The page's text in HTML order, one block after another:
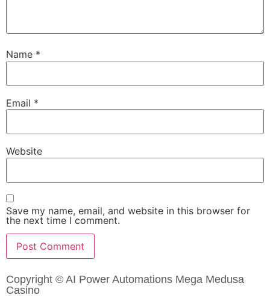
Name *
Email *
Website
Save my name, email, and website in this browser for
the next time I comment.
Copyright © AI Power Automations Mega Medusa
Casino